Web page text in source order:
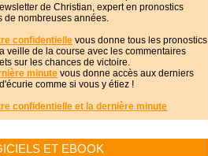
de Christian, expert en pronostics
de nombreuses années.
confidentielle vous donne tous les pronostics
veille de la course avec les commentaires
sur les chances de victoire.
minute vous donne accès aux derniers
comme si vous y étiez !
confidentielle et la dernière minute
ET EBOOK